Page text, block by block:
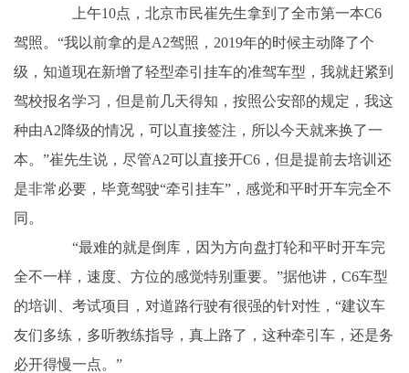
上午10点，北京市民崔先生拿到了全市第一本C6
驾照。“我以前拿的是A2驾照，2019年的时候主动降了个
级，知道现在新增了轻型牵引挂车的准驾车型，我就赶紧到
驾校报名学习，但是前几天得知，按照公安部的规定，我这
种由A2降级的情况，可以直接签注，所以今天就来换了一
本。”崔先生说，尽管A2可以直接开C6，但是提前去培训还
是非常必要，毕竟驾驶“牵引挂车”，感觉和平时开车完全不
同。
“最难的就是倒库，因为方向盘打轮和平时开车完
全不一样，速度、方位的感觉特别重要。”据他讲，C6车型
的培训、考试项目，对道路行驶有很强的针对性，“建议车
友们多练，多听教练指导，真上路了，这种牵引车，还是务
必开得慢一点。”